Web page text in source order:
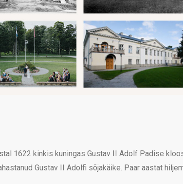
1622 kinkis kuningas Gustav II Adolf Padise
Gustav II Adolfi sõjakäike. Paar aastat